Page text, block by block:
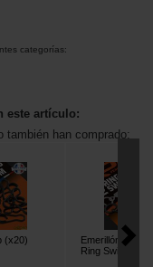
categorías:
este artículo:
también han comprado:
(x20)
Emerillón con
Ring Swivel T8